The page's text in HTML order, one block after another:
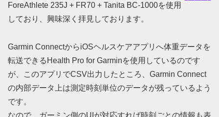
ForeAthlete 235J + FR70 + Tanita BC-1000を使用
しており、興味深く拝見しております。
Garmin ConnectからiOSヘルスケアアプリへ体重データを
転送できるHealth Pro for Garminを使用しているのです
が、このアプリでCSV出力したところ、Garmin Connect
の内部データ上は測定時刻単位のデータが残っているよう
です。
なので、ガーミン側のUIが対応すれば時刻ごとの情報も表